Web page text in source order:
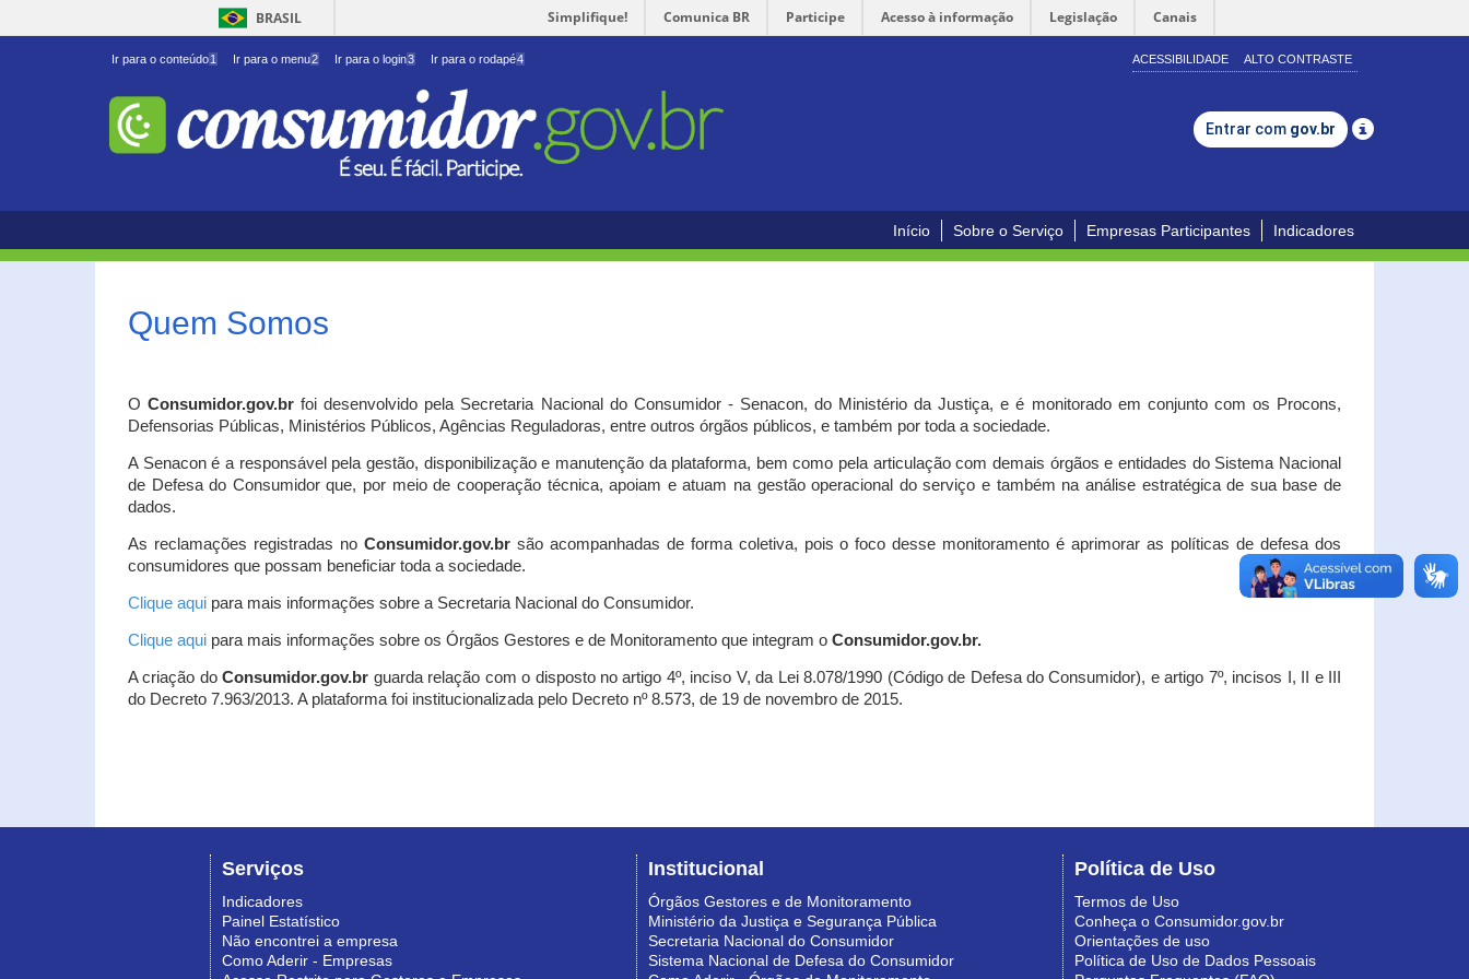
BRASIL Simplifique! Comunica BR Participe Acesso à informação Legislação Canais
Ir para o conteúdo1 Ir para o menu2 Ir para o login3 Ir para o rodapé4 ACESSIBILIDADE ALTO CONTRASTE
Entrar com gov.br
Início Sobre o Serviço Empresas Participantes Indicadores
Quem Somos
OConsumidor.gov.br foi desenvolvido pela Secretaria Nacional do Consumidor - Senacon, do Ministério da Justiça, e é monitorado em conjunto com os Procons,
Defensorias Públicas, Ministérios Públicos, Agências Reguladoras, entre outros órgãos públicos, e também por toda a sociedade.
A Senacon é a responsável pela gestão, disponibilização e manutenção da plataforma, bem como pela articulação com demais órgãos e entidades do Sistema Nacional
de Defesa do Consumidor que, por meio de cooperação técnica, apoiam e atuam na gestão operacional do serviço e também na análise estratégica de sua base de
dados.
As reclamações registradas no Consumidor.gov.brsão acompanhadas de forma coletiva, pois o foco desse monitoramento é aprimorar as políticas de defesa dos
consumidores que possam beneficiar toda a sociedade.
Clique aqui para mais informações sobre a Secretaria Nacional do Consumidor.
Clique aqui para mais informações sobre os Órgãos Gestores e de Monitoramento que integram o Consumidor.gov.br.
A criação doConsumidor.gov.br guarda relação com o disposto no artigo 4º, inciso V, da Lei 8.078/1990 (Código de Defesa do Consumidor), e artigo 7º, incisos I, II e III
do Decreto 7.963/2013. A plataforma foi institucionalizada pelo Decreto nº 8.573, de 19 de novembro de 2015.
Serviços
Indicadores
Painel Estatístico
Não encontrei a empresa
Como Aderir - Empresas
Institucional
Órgãos Gestores e de Monitoramento
Ministério da Justiça e Segurança Pública
Secretaria Nacional do Consumidor
Sistema Nacional de Defesa do Consumidor
Política de Uso
Termos de Uso
Conheça o Consumidor.gov.br
Orientações de uso
Política de Uso de Dados Pessoais